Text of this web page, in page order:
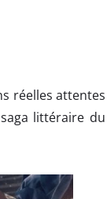
réelles attentes
littéraire du